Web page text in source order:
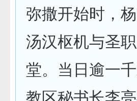
弥撒开始时，
汤汉枢机与圣
堂。当日逾一
教区秘书长李